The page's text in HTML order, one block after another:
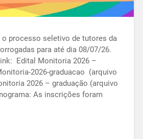
processo seletivo de tutores da
para até dia 08/07/26.
Edital Monitoria 2026 –
2026-graduacao (arquivo
2026 – graduação (arquivo
As inscrições foram